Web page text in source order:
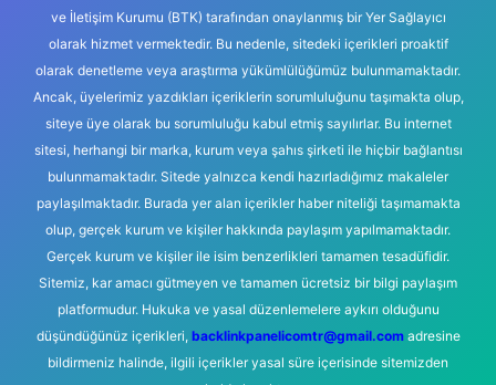
ve İletişim Kurumu (BTK) tarafından onaylanmış bir Yer Sağlayıcı
olarak hizmet vermektedir. Bu nedenle, sitedeki içerikleri proaktif
olarak denetleme veya araştırma yükümlülüğümüz bulunmamaktadır.
Ancak, üyelerimiz yazdıkları içeriklerin sorumluluğunu taşımakta olup,
siteye üye olarak bu sorumluluğu kabul etmiş sayılırlar. Bu internet
sitesi, herhangi bir marka, kurum veya şahıs şirketi ile hiçbir bağlantısı
bulunmamaktadır. Sitede yalnızca kendi hazırladığımız makaleler
paylaşılmaktadır. Burada yer alan içerikler haber niteliği taşımamakta
olup, gerçek kurum ve kişiler hakkında paylaşım yapılmamaktadır.
Gerçek kurum ve kişiler ile isim benzerlikleri tamamen tesadüfidir.
Sitemiz, kar amacı gütmeyen ve tamamen ücretsiz bir bilgi paylaşım
platformudur. Hukuka ve yasal düzenlemelere aykırı olduğunu
düşündüğünüz içerikleri, backlinkpanelicomtr@gmail.comadresine
bildirmeniz halinde, ilgili içerikler yasal süre içerisinde sitemizden